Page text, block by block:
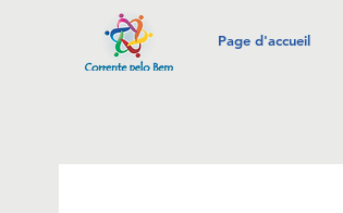
Page d'accueil